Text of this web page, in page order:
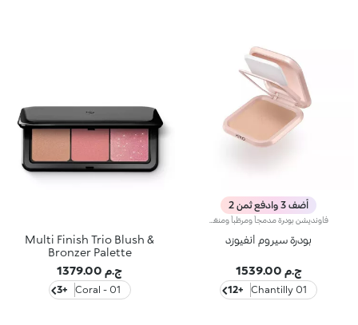
أضف 3 وادفع ثمن 2
بودرة سيروم انفيوزد
ج.م 1539.00
01 Chantilly
+12
Multi Finish Trio Blush &
Bronzer Palette
ج.م 1379.00
01 - Coral
+3